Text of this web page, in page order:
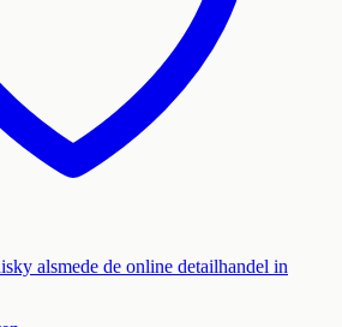
alsmede de online detailhandel in